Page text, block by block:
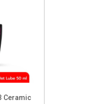
Ceramic